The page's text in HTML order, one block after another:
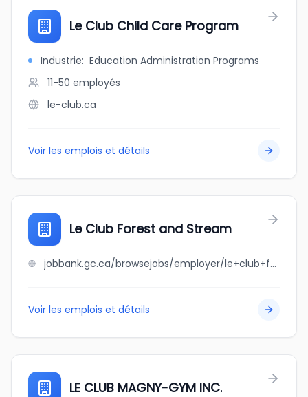
Le Club Child Care Program
Industrie: Education Administration Programs
11-50 employés
le-club.ca
Voir les emplois et détails
Le Club Forest and Stream
jobbank.gc.ca/browsejobs/employer/le+club+forest+and+stream/ca
Voir les emplois et détails
LE CLUB MAGNY-GYM INC.